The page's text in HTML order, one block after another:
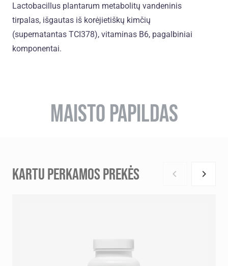
Lactobacillus plantarum metabolitų vandeninis
tirpalas, išgautas iš korėjietiškų kimčių
(supernatantas TCI378), vitaminas B6, pagalbiniai
komponentai.
MAISTO PAPILDAS
KARTU PERKAMOS PREKĖS